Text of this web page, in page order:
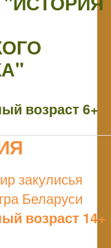
возраст 6+
закулисья
Беларуси
возраст 14+